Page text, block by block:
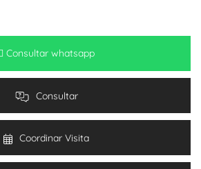
Consultar whatsapp
Consultar
Coordinar Visita